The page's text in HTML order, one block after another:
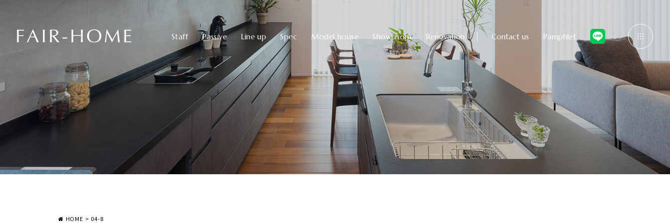
Staff Passive Line up Spec Model house Showroom Renovation Contact us Pamphlet
HOME > 04-8